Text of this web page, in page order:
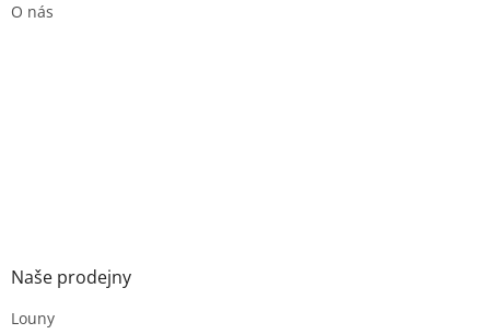
O nás
Naše prodejny
Louny